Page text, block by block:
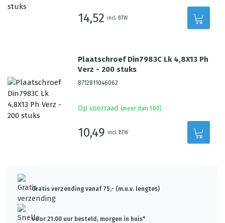
14,52 incl. BTW
Plaatschroef Din7983C Lk 4,8X13 Ph
Verz - 200 stuks
8712811046062
Op voorraad (meer dan 500)
10,49 incl. BTW
Gratis verzending vanaf 75,- (m.u.v. lengtes)
Voor 21:00 uur besteld, morgen in huis*